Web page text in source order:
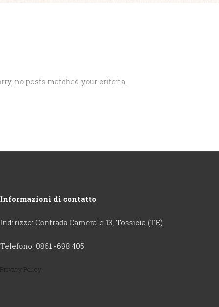
no posts matched your criteria.
Informazioni di contatto
Indirizzo: Contrada Camerale 13, Tossicia (TE)
Telefono: 0861 -698 405
Privacy Policy